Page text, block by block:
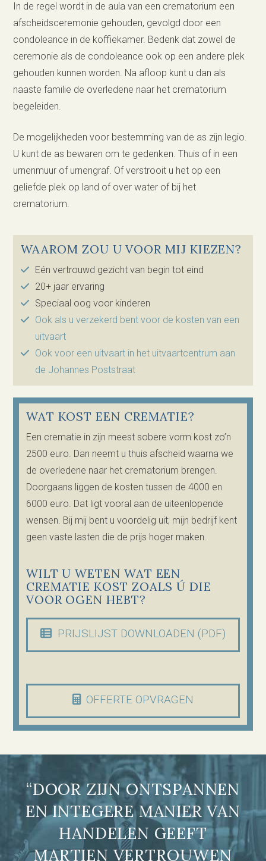
In de regel wordt in de aula van een crematorium een
afscheidsceremonie gehouden, gevolgd door een
condoleance in de koffiekamer. Bedenk dat zowel de
ceremonie als de condoleance ook op een andere plek
gehouden kunnen worden. Na afloop kunt u dan als
naaste familie de overledene naar het crematorium
begeleiden.
De mogelijkheden voor bestemming van de as zijn legio.
U kunt de as bewaren om te gedenken. Thuis of in een
urnenmuur of urnengraf. Of verstrooit u het op een
geliefde plek op land of over water of bij het
crematorium.
WAAROM ZOU U VOOR MIJ KIEZEN?
Eén vertrouwd gezicht van begin tot eind
20+ jaar ervaring
Speciaal oog voor kinderen
Ook als u verzekerd bent voor de kosten van een
uitvaart
Ook voor een uitvaart in het uitvaartcentrum aan
de Johannes Poststraat
WAT KOST EEN CREMATIE?
Een crematie in zijn meest sobere vorm kost zo’n
2500 euro. Dan neemt u thuis afscheid waarna we
de overledene naar het crematorium brengen.
Doorgaans liggen de kosten tussen de 4000 en
6000 euro. Dat ligt vooral aan de uiteenlopende
wensen. Bij mij bent u voordelig uit; mijn bedrijf kent
geen vaste lasten die de prijs hoger maken.
WILT U WETEN WAT EEN
CREMATIE KOST ZOALS Ú DIE
VOOR OGEN HEBT?
PRIJSLIJST DOWNLOADEN (PDF)
OFFERTE OPVRAGEN
“DOOR ZIJN ONTSPANNEN
EN INTEGERE MANIER VAN
HANDELEN GEEFT
MARTIEN VERTROUWEN